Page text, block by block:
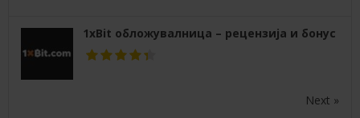
1xBit обложувалница – рецензија и бонус
Next »